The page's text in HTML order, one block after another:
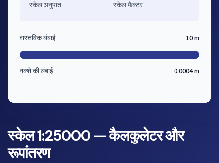
स्केल 1:25000 — कैलकुलेटर और
रूपांतरण
स्केल अनुपात स्केल फैक्टर
वास्तविक लंबाई 10 m
नक्शे की लंबाई 0.0004 m